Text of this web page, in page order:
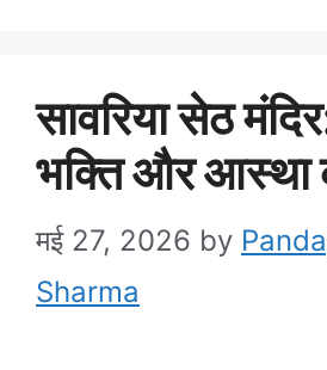
सावरिया सेठ
भक्ति और आस्था
मई 27, 2026 by
Sharma